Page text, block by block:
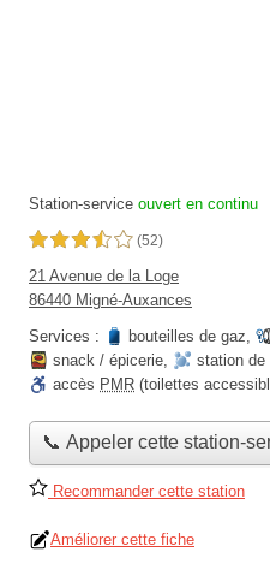
Station-service ouvert en continu
3,5 étoiles sur 5 (52)
21 Avenue de la Loge
86440 Migné-Auxances
Services :
bouteilles de gaz,
snack / épicerie, station de
accès PMR (toilettes
📞 Appeler cette station-
Recommander cette station
Améliorer cette fiche